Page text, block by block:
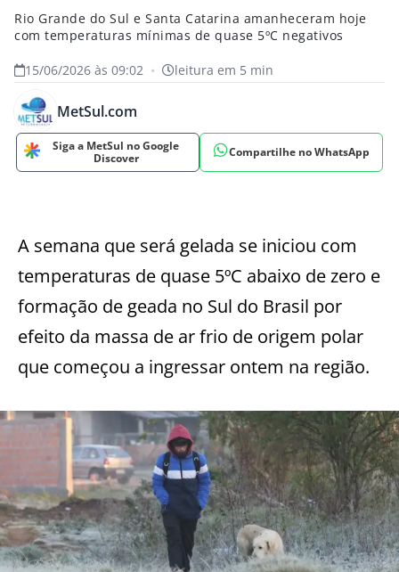
Rio Grande do Sul e Santa Catarina amanheceram hoje
com temperaturas mínimas de quase 5ºC negativos
15/06/2026 às 09:02 • leitura em 5 min
MetSul.com
Siga a MetSul no Google
Discover
Compartilhe no WhatsApp
A semana que será gelada se iniciou com
temperaturas de quase 5ºC abaixo de zero e
formação de geada no Sul do Brasil por
efeito da massa de ar frio de origem polar
que começou a ingressar ontem na região.